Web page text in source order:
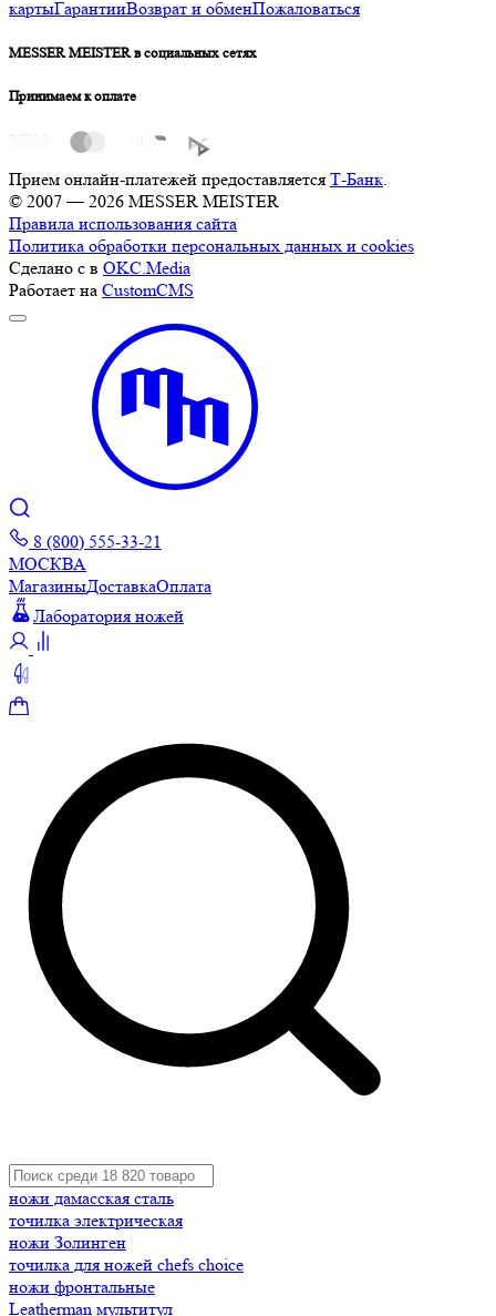
картыГарантииВозврат и обменПожаловаться
MESSER MEISTER в социальных сетях
Принимаем к оплате
Прием онлайн-платежей предоставляется Т-Банк
© 2007 — 2026 MESSER MEISTER
Правила использования сайта
Политика обработки персональных данных и cookies
Сделано с в OKC.Media
Работает на CustomCMS
8 (800) 555-33-21
МОСКВА
МагазиныДоставкаОплата
Лаборатория ножей
ножи дамасская сталь
точилка электрическая
ножи Золинген
точилка для ножей chefs choice
ножи фронтальные
Leatherman мультитул